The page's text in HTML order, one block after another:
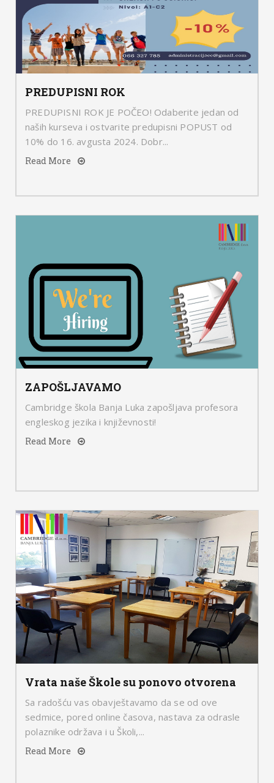
PREDUPISNI ROK
PREDUPISNI ROK JE POČEO! Odaberite jedan od
naših kurseva i ostvarite predupisni POPUST od
10% do 16. avgusta 2024. Dobr...
Read More
ZAPOŠLJAVAMO
Cambridge škola Banja Luka zapošljava profesora
engleskog jezika i književnosti!
Read More
Vrata naše Škole su ponovo otvorena
Sa radošću vas obavještavamo da se od ove
sedmice, pored online časova, nastava za odrasle
polaznike održava i u Školi,...
Read More